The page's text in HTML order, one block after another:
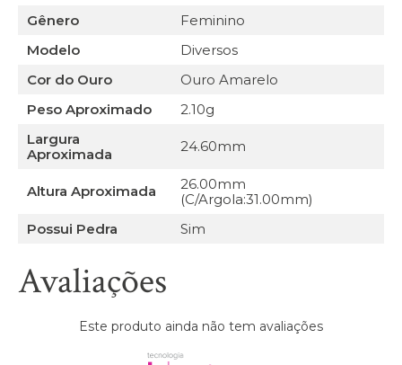
Gênero
Feminino
Modelo
Diversos
Cor do Ouro
Ouro Amarelo
Peso Aproximado
2.10g
Largura
Aproximada
24.60mm
Altura Aproximada
26.00mm
(C/Argola:31.00mm)
Possui Pedra
Sim
Avaliações
Este produto ainda não tem avaliações